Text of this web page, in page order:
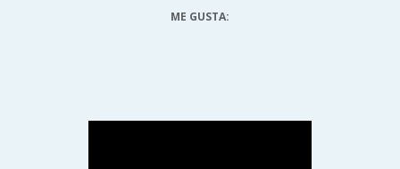
ME GUSTA: